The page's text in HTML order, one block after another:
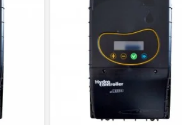
400V in
400V uit
7,5 - 11 kW pomp
Luchtgekoeld
1/4" buitendraad druksensor
Multi-pomp modus